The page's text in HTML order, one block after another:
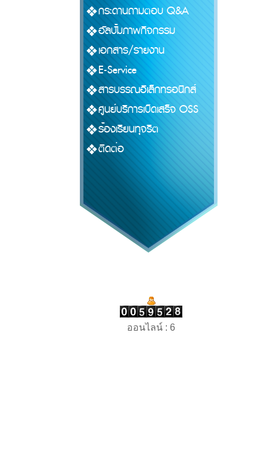
กระดานถามตอบ Q&A
อัลบั้มภาพกิจกรรม
เอกสาร/รายงาน
E-Service
สารบรรณอิเล็กทรอนิกส์
ศูนย์บริการเบ็ดเสร็จ OSS
ร้องเรียนทุจริต
ติดต่อ
ออนไลน์ : 6